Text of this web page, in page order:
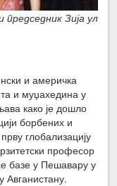
Зија ул
и америчка
и муџахедина у
како је дошло
борбених и
глобализацију
професор
базе у Пешавару у
Авганистану.